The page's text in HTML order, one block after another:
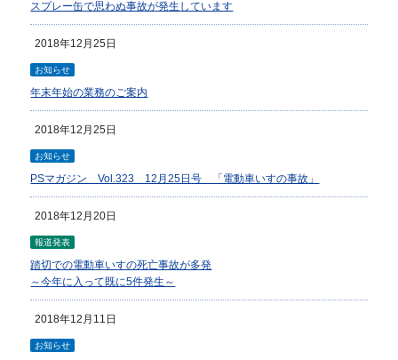
スプレー缶で思わぬ事故が発生しています
2018年12月25日
お知らせ
年末年始の業務のご案内
2018年12月25日
お知らせ
PSマガジン Vol.323 12月25日号 「電動車いすの事故」
2018年12月20日
報道発表
踏切での電動車いすの死亡事故が多発
～今年に入って既に5件発生～
2018年12月11日
お知らせ